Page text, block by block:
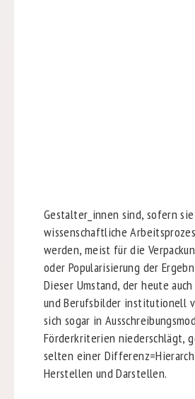
Gestalter_innen sind, sofern
wissenschaftliche
werden, meist für die
oder Popularisierung der
Dieser Umstand, der heute
und Berufsbilder institutionell
sich sogar in
Förderkriterien niederschlägt,
selten einer
Herstellen und Darstellen.